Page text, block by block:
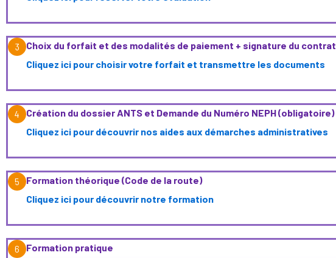
3
Choix du forfait et des modalités de paiement + signature du contrat
Cliquez ici pour choisir votre forfait et transmettre les documents
4
Création du dossier ANTS et Demande du Numéro NEPH (obligatoire)
Cliquez ici pour découvrir nos aides aux démarches administratives
5
Formation théorique (Code de la route)
Cliquez ici pour découvrir notre formation
6
Formation pratique